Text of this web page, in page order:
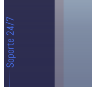
Soporte 24/7